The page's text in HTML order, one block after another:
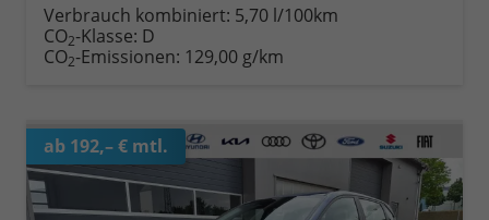
Verbrauch kombiniert: 5,70 l/100km
CO2-Klasse: D
CO2-Emissionen: 129,00 g/km
ab 192,– € mtl.